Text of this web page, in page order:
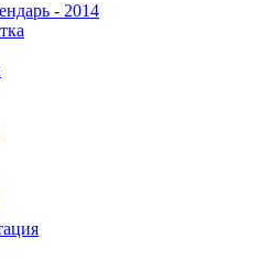
- 2014